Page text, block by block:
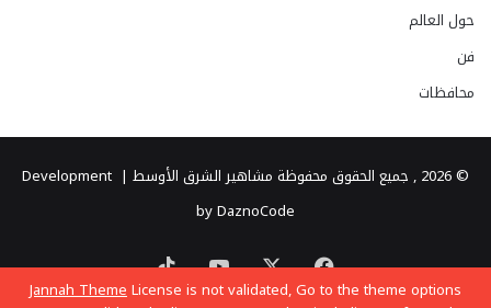
Jannah ThemeLicense is not validated, Go to the theme options
حول العالم
فن
محافظات
© 2026 , جميع الحقوق محفوظة مشاهير الشرق الأوسط |
Development
by DaznoCode
فيسبوك
‫X
‫YouTube
‫TikTok